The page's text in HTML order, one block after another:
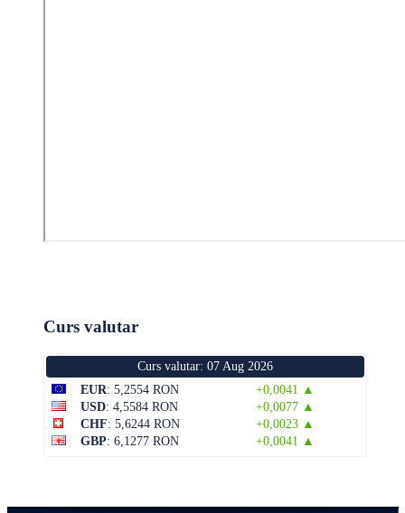
Curs valutar
Curs valutar: 07 Aug 2026
EUR: 5,2554 RON
+0,0041 ▲
USD: 4,5584 RON
+0,0077 ▲
CHF: 5,6244 RON
+0,0023 ▲
GBP: 6,1277 RON +0,0041 ▲